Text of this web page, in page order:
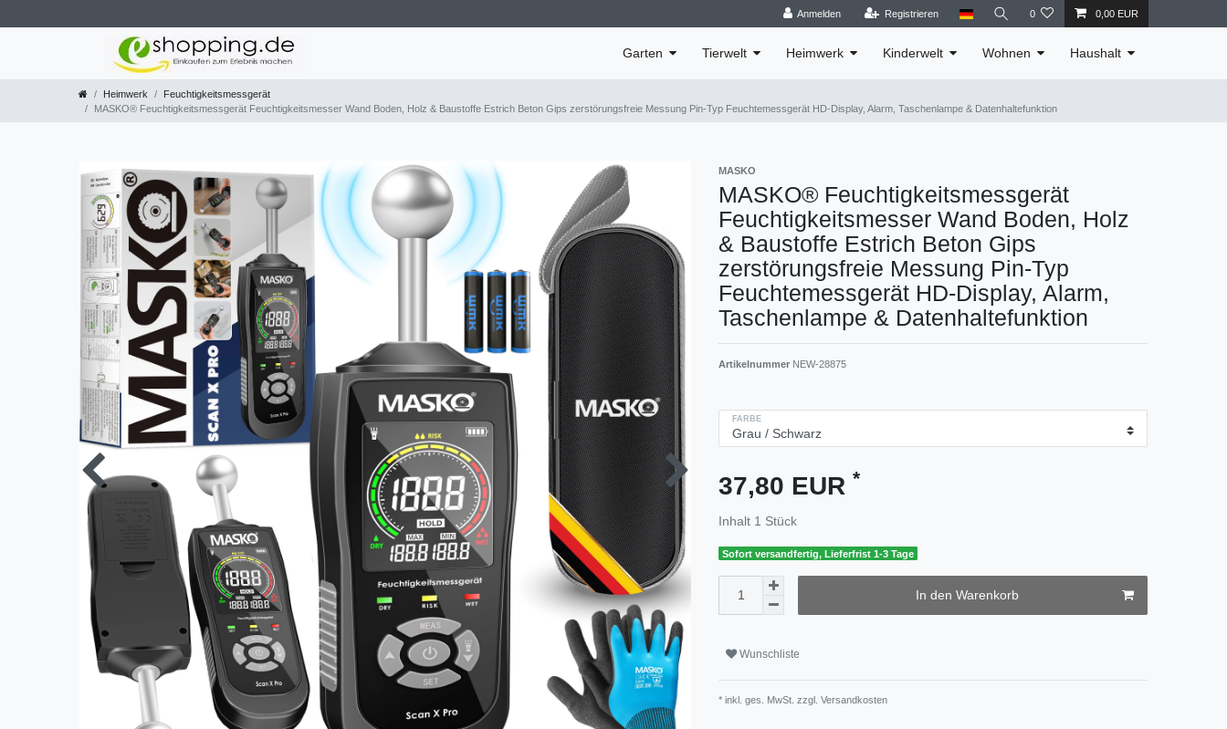
Anmelden Registrieren 0 0,00 EUR
Garten Tierwelt Heimwerk Kinderwelt Wohnen Haushalt
Heimwerk
Feuchtigkeitsmessgerät
MASKO® Feuchtigkeitsmessgerät Feuchtigkeitsmesser Wand Boden, Holz & Baustoffe Estrich Beton Gips zerstörungsfreie Messung Pin-Typ Feuchtemessgerät HD-Display, Alarm, Taschenlampe & Datenhaltefunktion
MASKO
MASKO® Feuchtigkeitsmessgerät
Feuchtigkeitsmesser Wand Boden, Holz
& Baustoffe Estrich Beton Gips
zerstörungsfreie Messung Pin-Typ
Feuchtemessgerät HD-Display, Alarm,
Taschenlampe & Datenhaltefunktion
Artikelnummer NEW-28875
FARBE
37,80 EUR *
Inhalt 1 Stück
Sofort versandfertig, Lieferfrist 1-3 Tage
In den Warenkorb
Wunschliste
* inkl. ges. MwSt. zzgl. Versandkosten